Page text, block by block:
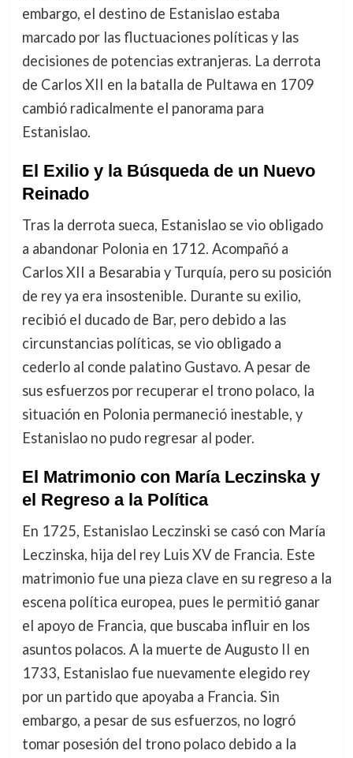
embargo, el destino de Estanislao estaba
marcado por las fluctuaciones políticas y las
decisiones de potencias extranjeras. La derrota
de Carlos XII en la batalla de Pultawa en 1709
cambió radicalmente el panorama para
Estanislao.
El Exilio y la Búsqueda de un Nuevo
Reinado
Tras la derrota sueca, Estanislao se vio obligado
a abandonar Polonia en 1712. Acompañó a
Carlos XII a Besarabia y Turquía, pero su posición
de rey ya era insostenible. Durante su exilio,
recibió el ducado de Bar, pero debido a las
circunstancias políticas, se vio obligado a
cederlo al conde palatino Gustavo. A pesar de
sus esfuerzos por recuperar el trono polaco, la
situación en Polonia permaneció inestable, y
Estanislao no pudo regresar al poder.
El Matrimonio con María Leczinska y
el Regreso a la Política
En 1725, Estanislao Leczinski se casó con María
Leczinska, hija del rey Luis XV de Francia. Este
matrimonio fue una pieza clave en su regreso a la
escena política europea, pues le permitió ganar
el apoyo de Francia, que buscaba influir en los
asuntos polacos. A la muerte de Augusto II en
1733, Estanislao fue nuevamente elegido rey
por un partido que apoyaba a Francia. Sin
embargo, a pesar de sus esfuerzos, no logró
tomar posesión del trono polaco debido a la